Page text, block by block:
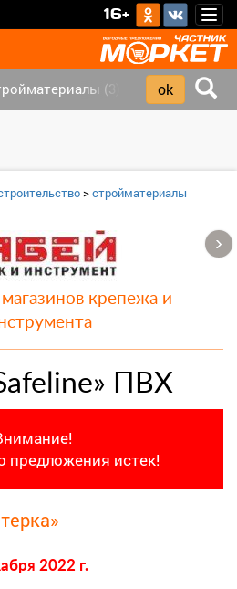
16+
(3)
>стройматериалы
крепежа и
ПВХ
предложения истек!
2022 г.
›